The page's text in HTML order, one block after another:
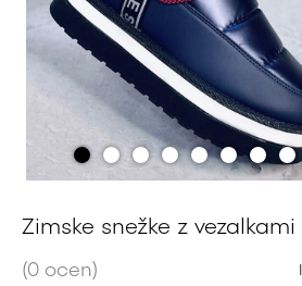
Zimske snežke z
(0 ocen)